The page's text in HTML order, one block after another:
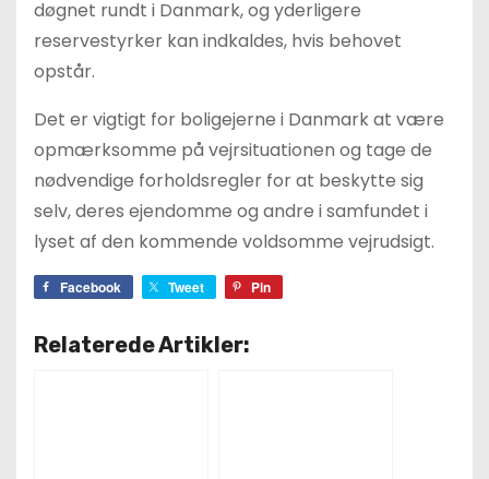
døgnet rundt i Danmark, og yderligere
reservestyrker kan indkaldes, hvis behovet
opstår.
Det er vigtigt for boligejerne i Danmark at være
opmærksomme på vejrsituationen og tage de
nødvendige forholdsregler for at beskytte sig
selv, deres ejendomme og andre i samfundet i
lyset af den kommende voldsomme vejrudsigt.
Facebook Tweet Pin
Relaterede Artikler: